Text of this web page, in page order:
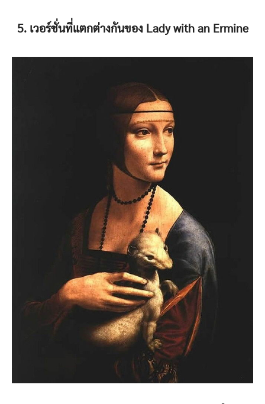
5. เวอร์ชั่นที่แตกต่างกันของ Lady with an Ermine